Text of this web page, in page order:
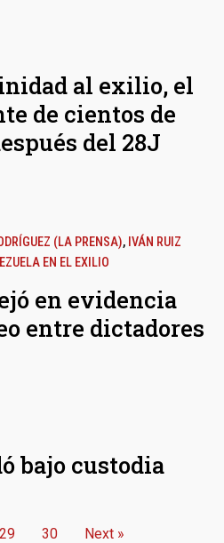
al exilio, el
de cientos de
del 28J
(LA PRENSA), IVÁN RUIZ
EN EL EXILIO
en evidencia
entre dictadores
bajo custodia
29 30 Next »